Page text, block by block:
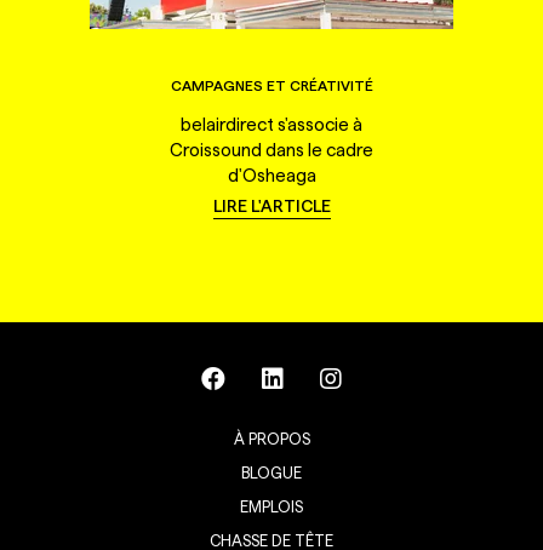
CAMPAGNES ET CRÉATIVITÉ
belairdirect s'associe à
Croissound dans le cadre
d'Osheaga
LIRE L'ARTICLE
À PROPOS
BLOGUE
EMPLOIS
CHASSE DE TÊTE